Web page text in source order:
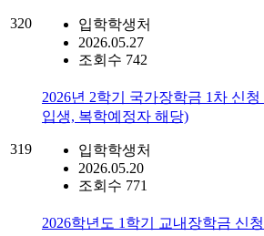
320
입학학생처
2026.05.27
조회수 742
319
2026년 2학기 국가장학금 1차 신
입생, 복학예정자 해당)
입학학생처
2026.05.20
조회수 771
2026학년도 1학기 교내장학금 신